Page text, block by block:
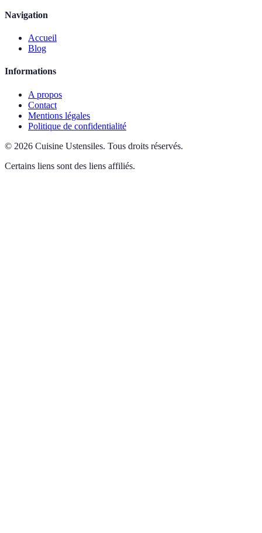
Navigation
Accueil
Blog
Informations
A propos
Contact
Mentions légales
Politique de confidentialité
© 2026 Cuisine Ustensiles. Tous droits réservés.
Certains liens sont des liens affiliés.